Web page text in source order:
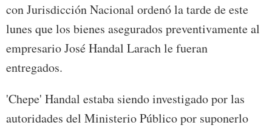
con Jurisdicción Nacional ordenó la tarde de este
lunes que los bienes asegurados preventivamente al
empresario José Handal Larach le fueran
entregados.
'Chepe' Handal estaba siendo investigado por las
autoridades del Ministerio Público por suponerlo